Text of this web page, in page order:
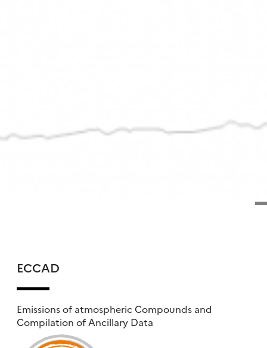
ECCAD
Emissions of atmospheric Compounds and
Compilation of Ancillary Data